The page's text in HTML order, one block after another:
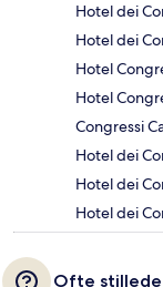
Hotel dei
Hotel dei
Hotel
Hotel
Congressi
Hotel dei
Hotel dei
Hotel dei
Ofte stillede